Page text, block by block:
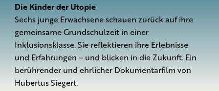
Die Kinder der Utopie
Sechs junge Erwachsene schauen zurück auf ihre
gemeinsame Grundschulzeit in einer
Inklusionsklasse. Sie reflektieren ihre Erlebnisse
und Erfahrungen – und blicken in die Zukunft. Ein
berührender und ehrlicher Dokumentarfilm von
Hubertus Siegert.